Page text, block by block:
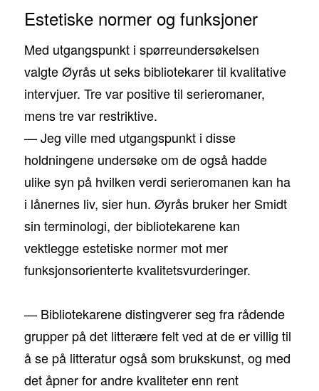
Estetiske normer og funksjoner
Med utgangspunkt i spørreundersøkelsen
valgte Øyrås ut seks bibliotekarer til kvalitative
intervjuer. Tre var positive til serieromaner,
mens tre var restriktive.
— Jeg ville med utgangspunkt i disse
holdningene undersøke om de også hadde
ulike syn på hvilken verdi serieromanen kan ha
i lånernes liv, sier hun. Øyrås bruker her Smidt
sin terminologi, der bibliotekarene kan
vektlegge estetiske normer mot mer
funksjonsorienterte kvalitetsvurderinger.
— Bibliotekarene distingverer seg fra rådende
grupper på det litterære felt ved at de er villig til
å se på litteratur også som brukskunst, og med
det åpner for andre kvaliteter enn rent